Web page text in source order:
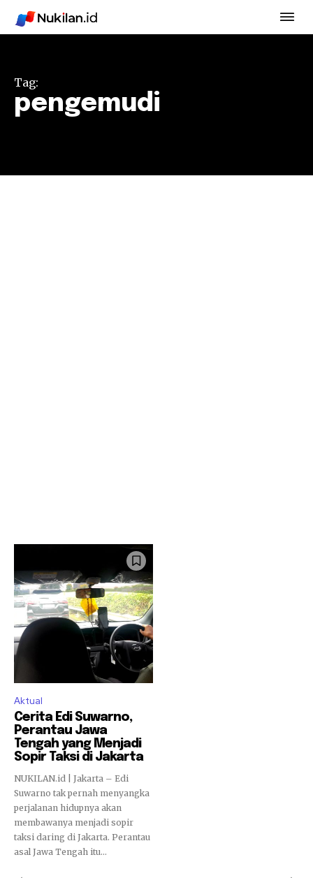
Tag:
pengemudi
Aktual
Cerita Edi Suwarno,
Perantau Jawa
Tengah yang Menjadi
Sopir Taksi di Jakarta
NUKILAN.id | Jakarta – Edi
Suwarno tak pernah menyangka
perjalanan hidupnya akan
membawanya menjadi sopir
taksi daring di Jakarta. Perantau
asal Jawa Tengah itu...